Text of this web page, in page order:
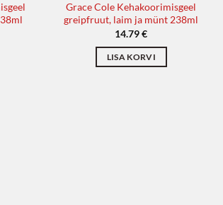
Grace Cole Kehakoorimisgeel
greipfruut, laim ja münt 238ml
14.79€
LISA KORVI